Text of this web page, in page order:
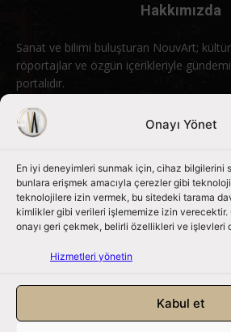
Onayı Yönet
En iyi deneyimleri sunmak için, cihaz bilgilerini
bunlara erişmek amacıyla çerezler gibi
teknolojilere izin vermek, bu sitedeki tarama
kimlikler gibi verileri işlememize izin
onayı geri çekmek, belirli özellikleri ve işlevleri
Hizmetleri yönetin
Kabul et
Hakkımızda
Sanat ve bilimi buluşturan NouvArt;
röportajlar ve özgün içerikleriyle
portalıdır.
Bizimle iletişime geçin: info@nouvart.net
Bizi Takip Edin